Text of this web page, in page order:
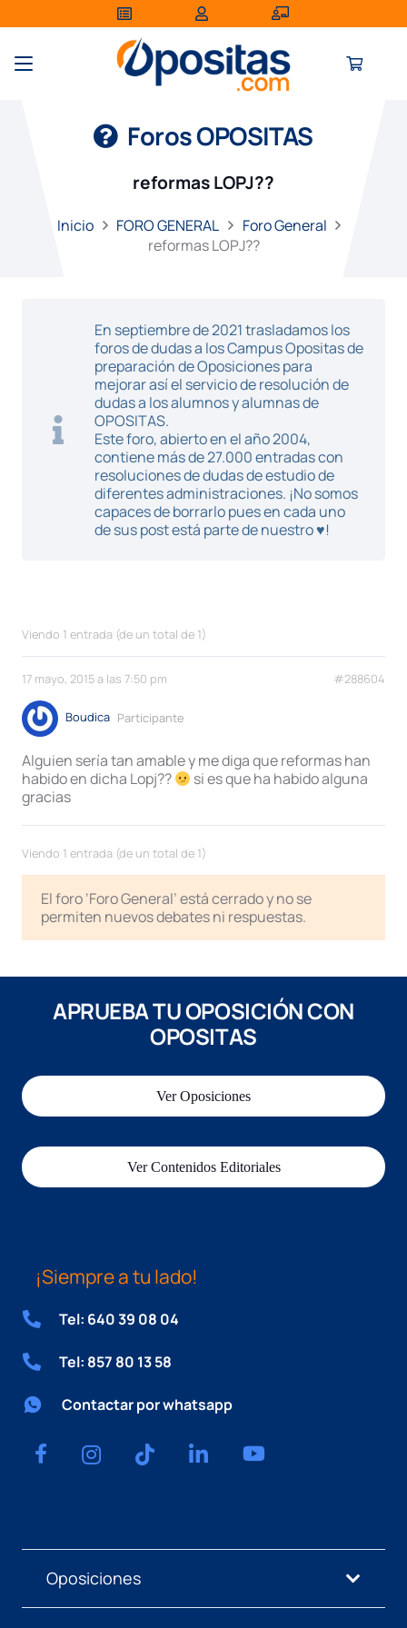
Foros OPOSITAS
reformas LOPJ??
Inicio FORO GENERAL
Foro General
reformas LOPJ??
En septiembre de 2021 trasladamos los
foros de dudas a los Campus Opositas de
preparación de Oposiciones para
mejorar así el servicio de resolución de
dudas a los alumnos y alumnas de
OPOSITAS.
Este foro, abierto en el año 2004,
contiene más de 27.000 entradas con
resoluciones de dudas de estudio de
diferentes administraciones. ¡No somos
capaces de borrarlo pues en cada uno
de sus post está parte de nuestro ♥!
Viendo 1 entrada (de un total de 1)
17 mayo, 2015 a las 7:50 pm #288604
Boudica Participante
Alguien sería tan amable y me diga que reformas han
habido en dicha Lopj??
si es que ha habido alguna
gracias
Viendo 1 entrada (de un total de 1)
El foro ‘Foro General’ está cerrado y no se
permiten nuevos debates ni respuestas.
APRUEBA TU OPOSICIÓN CON
OPOSITAS
Ver Oposiciones
Ver Contenidos Editoriales
¡Siempre a tu lado!
Tel: 640 39 08 04
Tel: 857 80 13 58
Contactar por whatsapp
Oposiciones